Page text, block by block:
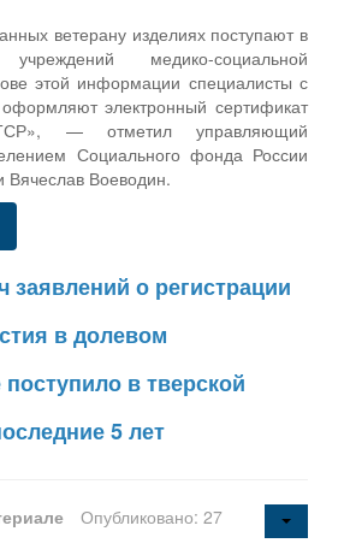
ветерану изделиях поступают в
медико-социальной
этой информации специалисты с
электронный сертификат
— отметил управляющий
Социального фонда России
Вячеслав Воеводин.
заявлений о регистрации
в долевом
в тверской
5 лет
Опубликовано: 27